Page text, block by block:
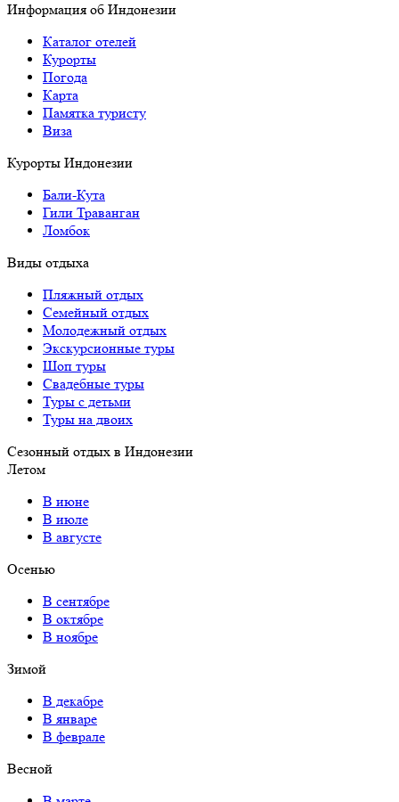
Информация об Индонезии
Каталог отелей
Курорты
Погода
Карта
Памятка туристу
Виза
Курорты Индонезии
Бали-Кута
Гили Траванган
Ломбок
Виды отдыха
Пляжный отдых
Семейный отдых
Молодежный отдых
Экскурсионные туры
Шоп туры
Свадебные туры
Туры с детьми
Туры на двоих
Сезонный отдых в Индонезии
Летом
В июне
В июле
В августе
Осенью
В сентябре
В октябре
В ноябре
Зимой
В декабре
В январе
В феврале
Весной